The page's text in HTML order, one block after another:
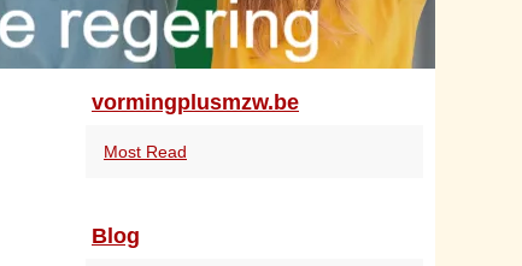
vormingplusmzw.be
Most Read
Blog